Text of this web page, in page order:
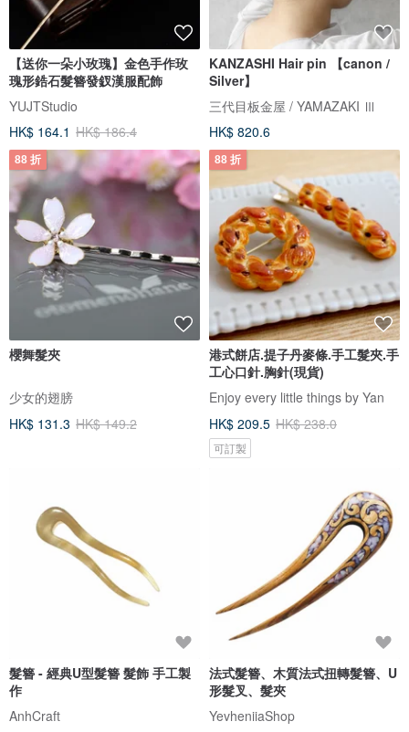
【送你一朵小玫瑰】金色手作玫
瑰形鋯石髮簪發釵漢服配飾
YUJTStudio
HK$ 164.1 HK$ 186.4
KANZASHI Hair pin 【canon /
Silver】
三代目板金屋 / YAMAZAKI Ⅲ
HK$ 820.6
88 折
櫻舞髮夾
少女的翅膀
HK$ 131.3 HK$ 149.2
88 折
港式餅店.提子丹麥條.手工髮夾.手
工心口針.胸針(現貨)
Enjoy every little things by Yan
HK$ 209.5 HK$ 238.0
可訂製
髮簪 - 經典U型髮簪 髮飾 手工製
作
AnhCraft
法式髮簪、木質法式扭轉髮簪、U
形髮叉、髮夾
YevheniiaShop